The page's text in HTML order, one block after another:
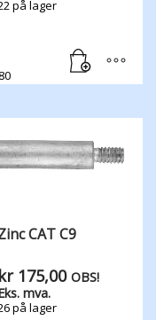
på lager
CAT C9
kr175,00 OBS!
mva.
på lager